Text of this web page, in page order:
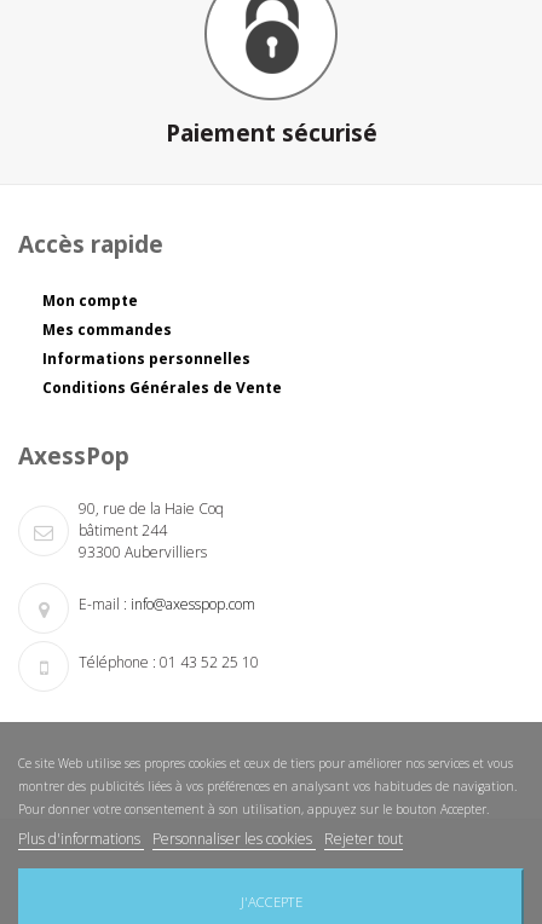
Paiement sécurisé
Accès rapide
Mon compte
Mes commandes
Informations personnelles
Conditions Générales de Vente
AxessPop
90, rue de la Haie Coq
bâtiment 244
93300 Aubervilliers
E-mail : info@axesspop.com
Téléphone : 01 43 52 25 10
Ce site Web utilise ses propres cookies et ceux de tiers pour améliorer nos services et vous
montrer des publicités liées à vos préférences en analysant vos habitudes de navigation.
Pour donner votre consentement à son utilisation, appuyez sur le bouton Accepter.
Plus d'informations Personnaliser les cookies Rejeter tout
J'ACCEPTE
Copyright © 2015 AxessPop. Tous droits réservés.